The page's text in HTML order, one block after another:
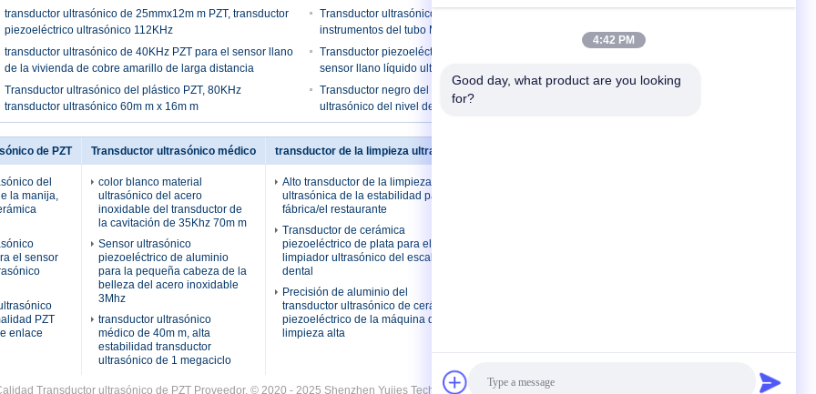
transductor ultrasónico de 25mmx12m m PZT, transductor
piezoeléctrico ultrasónico 112KHz
Transductor ultrasónico de cerámica piezoeléctrico de los
instrumentos del tubo M30 para el metro llano
transductor ultrasónico de 40KHz PZT para el sensor llano
de la vivienda de cobre amarillo de larga distancia
Transductor piezoeléctrico del diámetro 38m m Pzt para el
sensor llano líquido ultrasónico 75KHz
Transductor ultrasónico del plástico PZT, 80KHz
transductor ultrasónico 60m m x 16m m
Transductor negro del efecto piezoeléctrico para el sensor
ultrasónico del nivel de la proximidad 300KHz
de PZT
del
la manija,
el sensor
PZT
enlace
Transductor ultrasónico médico
color blanco material
ultrasónico del acero
inoxidable del transductor de
la cavitación de 35Khz 70m m
Sensor ultrasónico
piezoeléctrico de aluminio
para la pequeña cabeza de la
belleza del acero inoxidable
3Mhz
transductor ultrasónico
médico de 40m m, alta
estabilidad transductor
ultrasónico de 1 megaciclo
transductor de la limpieza ultrasónica
Alto transductor de la limpieza
ultrasónica de la estabilidad para la
fábrica/el restaurante
Transductor de cerámica
piezoeléctrico de plata para el
limpiador ultrasónico del escalador
dental
Precisión de aluminio del
transductor ultrasónico de cerámica
piezoeléctrico de la máquina de la
limpieza alta
Transductor ultrasónico de PZT Proveedor. © 2020 - 2025 Shenzhen Yujies Technology Co., Ltd.. All Rights Reserved.
4:42 PM
Good day, what product are you looking
for?